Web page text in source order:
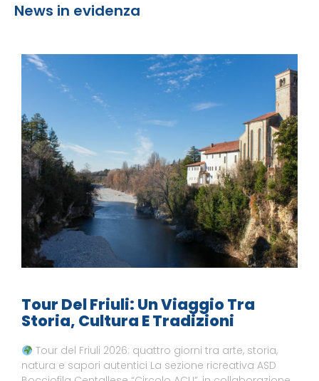
News in evidenza
Tour Del Friuli: Un Viaggio Tra
Storia, Cultura E Tradizioni
Tour del Friuli 2026: quattro giorni tra arte, storia,
natura e sapori autentici La sezione ricreativa ASD